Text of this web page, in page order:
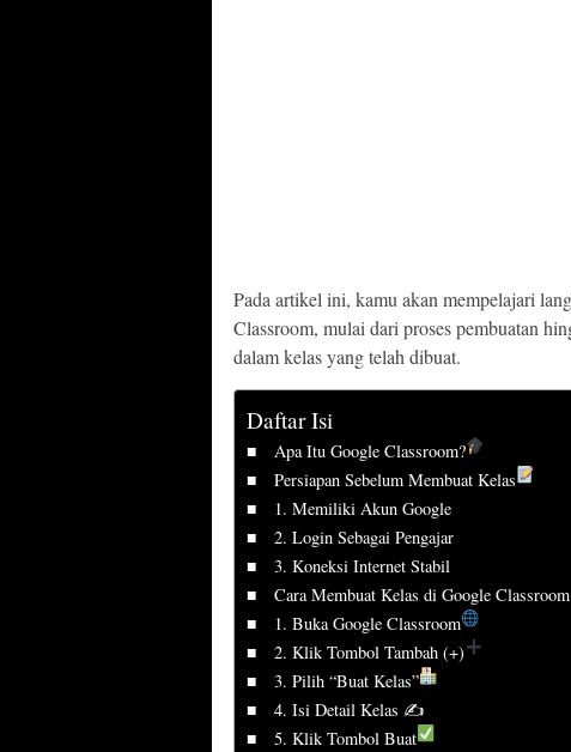
Pada artikel ini, kamu akan mempelajari
Classroom, mulai dari proses pembuatan
dalam kelas yang telah dibuat.
Daftar Isi
Apa Itu Google Classroom?
Persiapan Sebelum Membuat Kelas
1. Memiliki Akun Google
2. Login Sebagai Pengajar
3. Koneksi Internet Stabil
Cara Membuat Kelas di Google Classroom
1. Buka Google Classroom
2. Klik Tombol Tambah (+)
3. Pilih “Buat Kelas”
4. Isi Detail Kelas ✍️
5. Klik Tombol Buat